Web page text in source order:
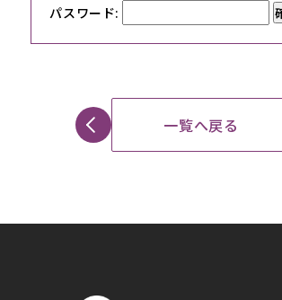
パスワード:
一覧へ戻る